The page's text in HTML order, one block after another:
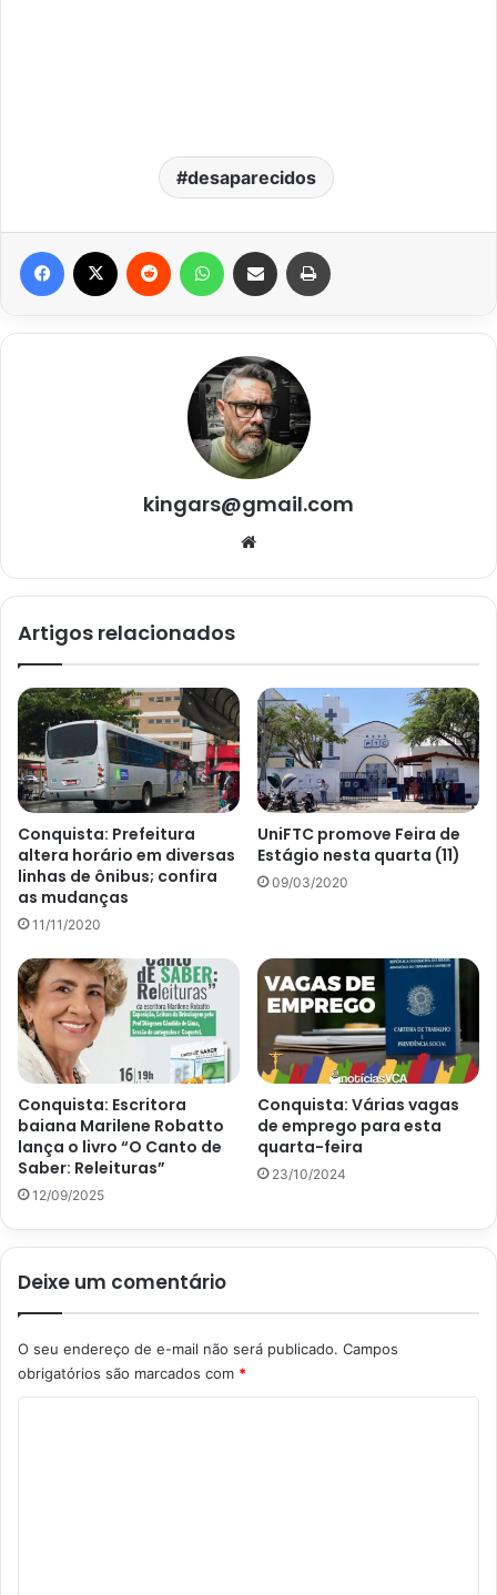
desaparecidos
Facebook Reddit WhatsAppCompartilhar via e-mail
kingars@gmail.com
Artigos relacionados
Conquista: Prefeitura
altera horário em diversas
linhas de ônibus; confira
as mudanças
11/11/2020
UniFTC promove Feira de
Estágio nesta quarta (11)
09/03/2020
Conquista: Escritora
baiana Marilene Robatto
lança o livro “O Canto de
Saber: Releituras”
12/09/2025
Conquista: Várias vagas
de emprego para esta
quarta-feira
23/10/2024
Deixe um comentário
O seu endereço de e-mail não será publicado. Campos
obrigatórios são marcados com *